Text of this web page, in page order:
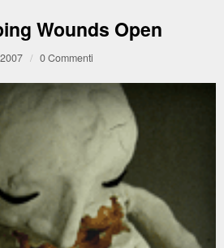
Wounds Open
/ 0 Commenti